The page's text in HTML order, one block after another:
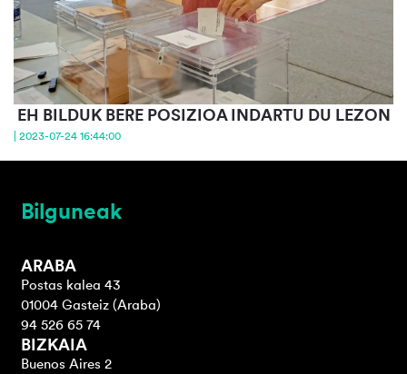
EH BILDUK BERE POSIZIOA INDARTU DU LEZON
| 2023-07-24 16:44:00
Bilguneak
ARABA
Postas kalea 43
01004 Gasteiz (Araba)
94 526 65 74
BIZKAIA
Buenos Aires 2